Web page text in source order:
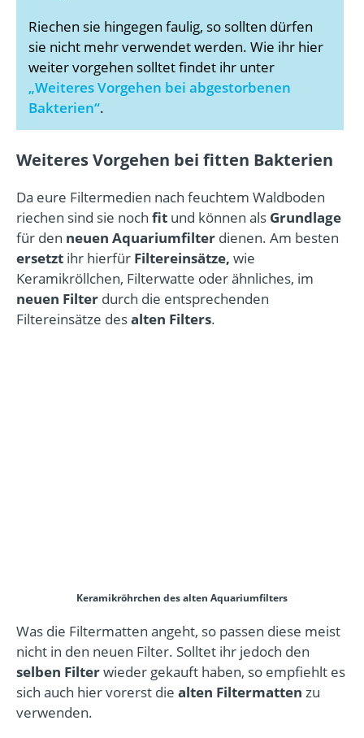
Riechen sie hingegen faulig, so sollten dürfen
sie nicht mehr verwendet werden. Wie ihr hier
weiter vorgehen solltet findet ihr unter
„Weiteres Vorgehen bei abgestorbenen
Bakterien“.
Weiteres Vorgehen bei fitten Bakterien
Da eure Filtermedien nach feuchtem Waldboden
riechen sind sie noch fit und können als Grundlage
für den neuen Aquariumfilter dienen. Am besten
ersetzt ihr hierfür Filtereinsätze, wie
Keramikröllchen, Filterwatte oder ähnliches, im
neuen Filter durch die entsprechenden
Filtereinsätze desalten Filters.
Keramikröhrchen des alten Aquariumfilters
Was die Filtermatten angeht, so passen diese meist
nicht in den neuen Filter. Solltet ihr jedoch den
selben Filterwieder gekauft haben, so empfiehlt es
sich auch hier vorerst die alten Filtermatten zu
verwenden.